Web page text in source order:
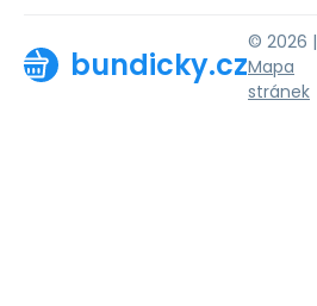
bundicky.cz
© 2026 |
Mapa
stránek